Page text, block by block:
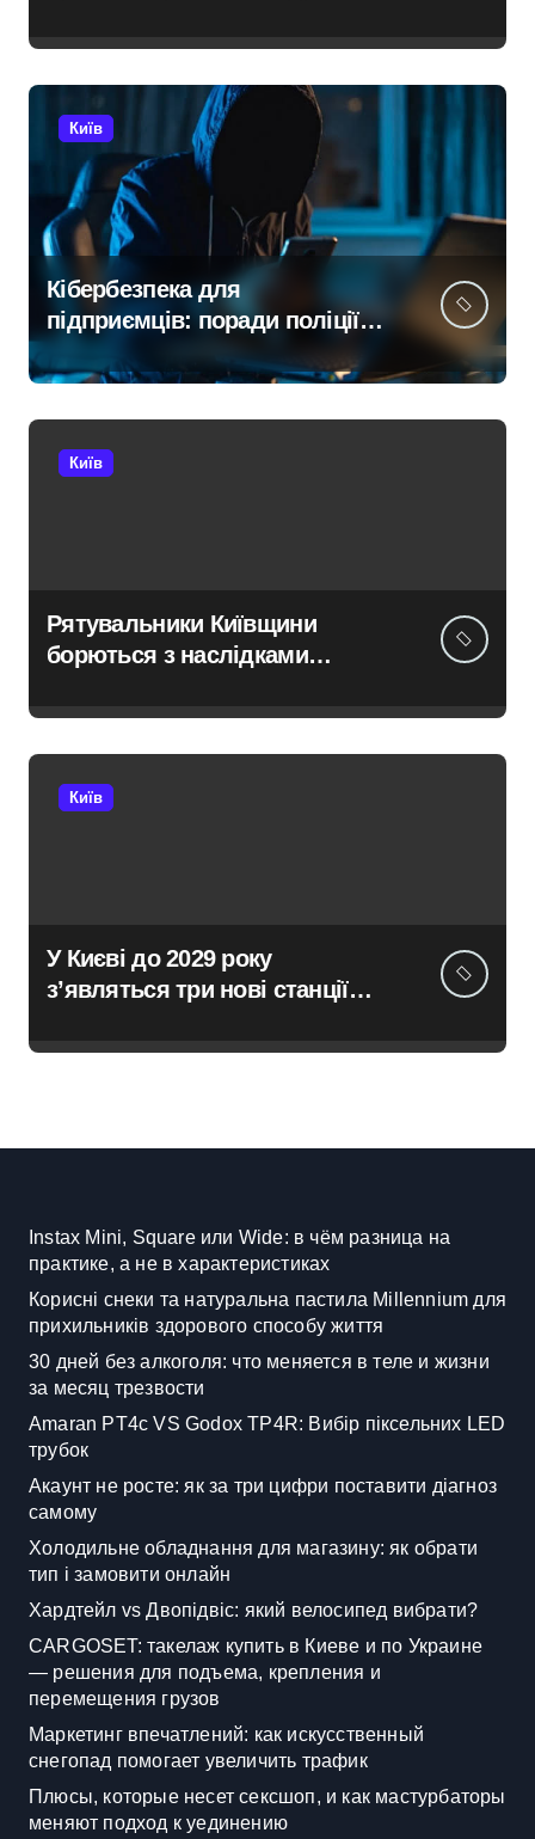
статусу «обмежено
придатного» за $15 тис.
Київ
Кібербезпека для
підприємців: поради поліції
та фінансів
Київ
Рятувальники Київщини
борються з наслідками
районі в екстремальних
умовах
Київ
У Києві до 2029 року
з’являться три нові станції
програми розвитку
Instax Mini, Square или Wide: в чём разница на
практике, а не в характеристиках
Корисні снеки та натуральна пастила Millennium для
прихильників здорового способу життя
30 дней без алкоголя: что меняется в теле и жизни
за месяц трезвости
Amaran PT4c VS Godox TP4R: Вибір піксельних LED
трубок
Акаунт не росте: як за три цифри поставити діагноз
самому
Холодильне обладнання для магазину: як обрати
тип і замовити онлайн
Хардтейл vs Двопідвіс: який велосипед вибрати?
CARGOSET: такелаж купить в Киеве и по Украине
— решения для подъема, крепления и
перемещения грузов
Маркетинг впечатлений: как искусственный
снегопад помогает увеличить трафик
Плюсы, которые несет сексшоп, и как мастурбаторы
меняют подход к уединению